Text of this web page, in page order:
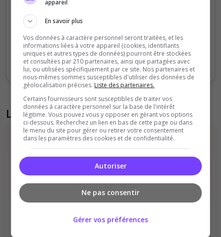
0
1000
Sept Oct Nov Déc Jan Fév Mars Avr Mai Juil
Votes Clics
Liste des avis du serveur
Il n'y a pas encore d'avis sur ce serveur.
Ambiance
Disponibilité
appareil
En savoir plus
Vos données à caractère personnel seront traitées, et les
informations liées à votre appareil (cookies, identifiants
uniques et autres types de données) pourront être stockées
et consultées par 210 partenaires, ainsi que partagées avec
lui, ou utilisées spécifiquement par ce site. Nos partenaires et
nous-mêmes sommes susceptibles d'utiliser des données de
géolocalisation précises. Liste des partenaires.
Certains fournisseurs sont susceptibles de traiter vos
données à caractère personnel sur la base de l'intérêt
légitime. Vous pouvez vous y opposer en gérant vos options
ci-dessous. Recherchez un lien en bas de cette page ou dans
le menu du site pour gérer ou retirer votre consentement
dans les paramètres des cookies et de confidentialité.
Autoriser
Ne pas consentir
Gérer vos préférences